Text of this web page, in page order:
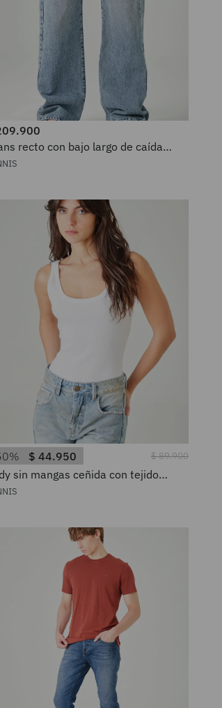
.900
recto con bajo largo de caída
en denim para mujer
$ 44.950 $89.900
sin mangas ceñida con tejido
en algodón blanco para